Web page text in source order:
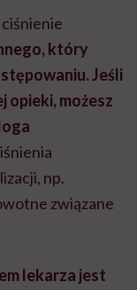
który
Jeśli
opieki, możesz
np.
związane
lekarza jest